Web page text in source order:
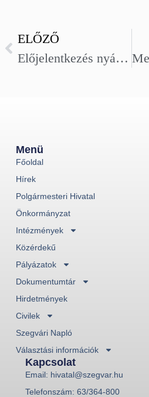
ELŐZŐ
Előjelentkezés nyári diákmunkára
Menü
Főoldal
Hírek
Polgármesteri Hivatal
Önkormányzat
Intézmények
Közérdekű
Pályázatok
Dokumentumtár
Hirdetmények
Civilek
Szegvári Napló
Választási információk
Kapcsolat
Email: hivatal@szegvar.hu
Telefonszám: 63/364-800